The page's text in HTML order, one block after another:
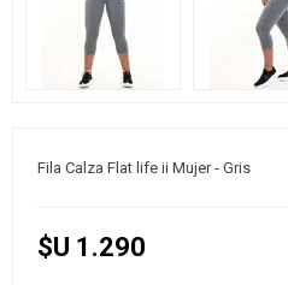
Fila Calza Flat life ii Mujer - Gris
$U 1.290